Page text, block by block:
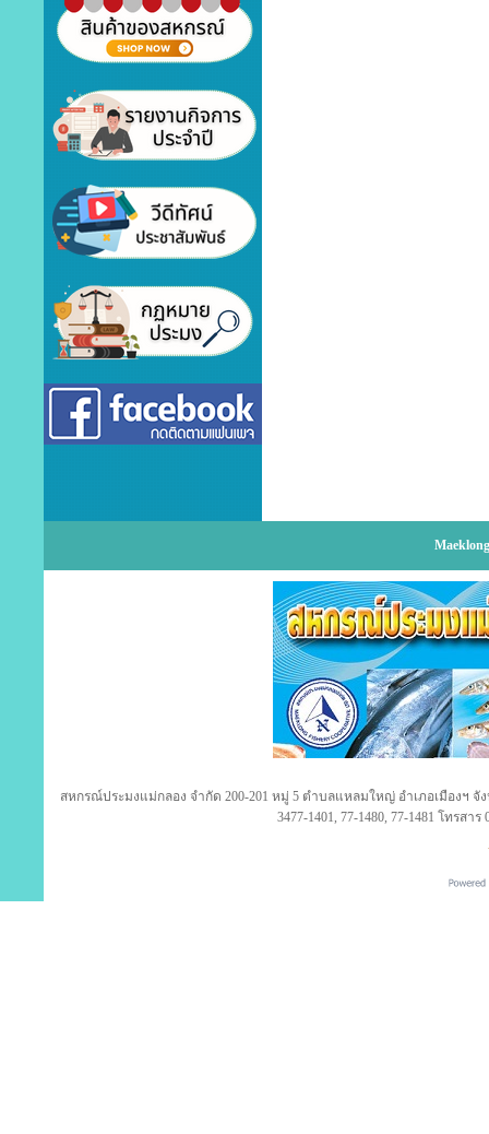
สหกรณ์ประมงแม่กลอง จำกัด 200-201 หมู่ 5 ตำบลแหลมใหญ่ อำเภอเมืองฯ จั
3477-1401, 77-1480, 77-1481 โทรสาร